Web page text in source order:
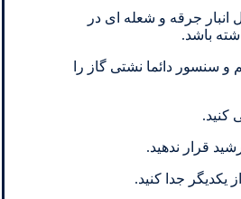
انبار جرقه و شعله ای در
باشد.
و سنسور دائما نشتی گاز را